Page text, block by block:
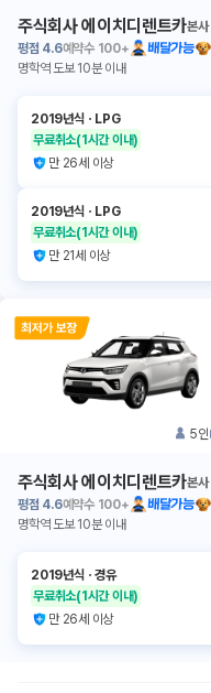
주식회사 에이치디렌트카본사
평점 4.6예약수 100+ 배달가능
명학역 도보 10분 이내
2019년식 ㆍ LPG
무료취소(1시간 이내)
만 26세 이상
2019년식 ㆍ LPG
무료취소(1시간 이내)
만 21세 이상
5인
주식회사 에이치디렌트카본사
평점 4.6예약수 100+ 배달가능
명학역 도보 10분 이내
2019년식 ㆍ경유
무료취소(1시간 이내)
만 26세 이상